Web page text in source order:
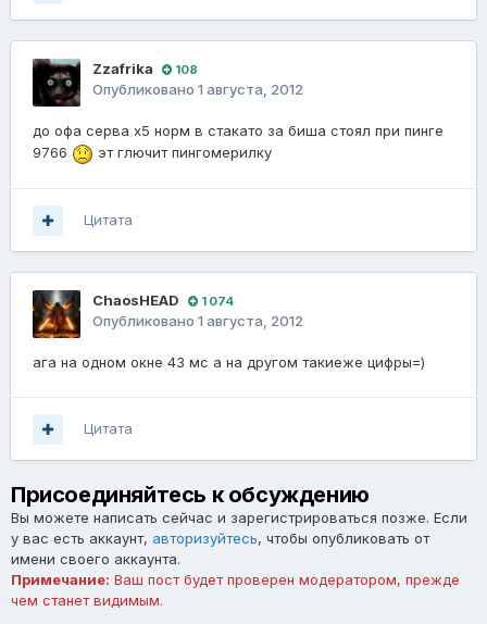
Zzafrika 108
Опубликовано 1 августа, 2012
до офа серва х5 норм в стакато за биша стоял при пинге
9766
эт глючит пингомерилку
Цитата
ChaosHEAD 1 074
Опубликовано 1 августа, 2012
ага на одном окне 43 мс а на другом такиеже цифры=)
Цитата
Присоединяйтесь к обсуждению
Вы можете написать сейчас и зарегистрироваться позже. Если
у вас есть аккаунт, авторизуйтесь, чтобы опубликовать от
имени своего аккаунта.
Примечание: Ваш пост будет проверен модератором, прежде
чем станет видимым.